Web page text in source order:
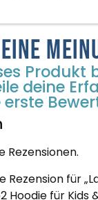
Produkt
deine
Rezensionen.
Rezension für
Hoodie für Kids